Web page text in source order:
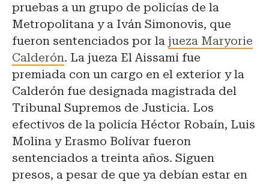
pruebas a un grupo de policías de la
Metropolitana y a Iván Simonovis, que
fueron sentenciados por la jueza Maryorie
Calderón. La jueza El Aissami fue
premiada con un cargo en el exterior y la
Calderón fue designada magistrada del
Tribunal Supremos de Justicia. Los
efectivos de la policía Héctor Robaín, Luis
Molina y Erasmo Bolívar fueron
sentenciados a treinta años. Siguen
presos, a pesar de que ya debían estar en